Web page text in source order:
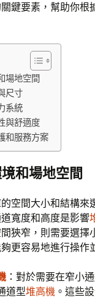
鍵要素，幫助你根
場地空間
尺寸
系統
與舒適度
和服務方案
和場地空間
空間大小和結構來
寬度和高度是影響
狹窄，則需要選擇
夠更容易地進行操作
：對於需要在窄小
道型堆高機 。這些